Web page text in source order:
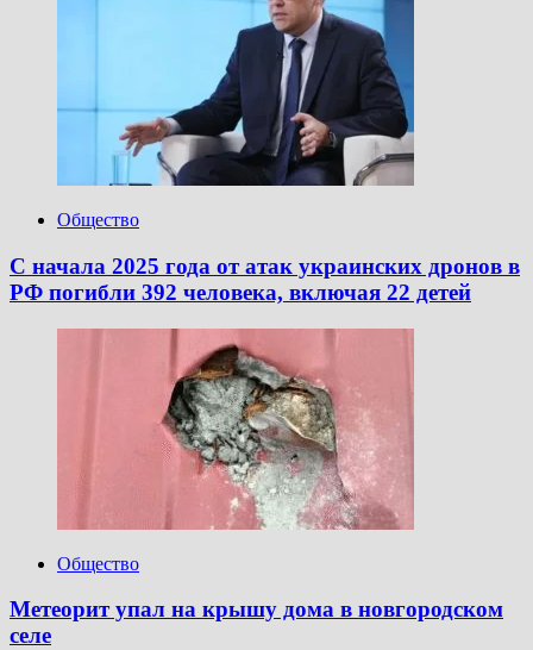
Общество
С начала 2025 года от атак украинских дронов в
РФ погибли 392 человека, включая 22 детей
Общество
Метеорит упал на крышу дома в новгородском
селе